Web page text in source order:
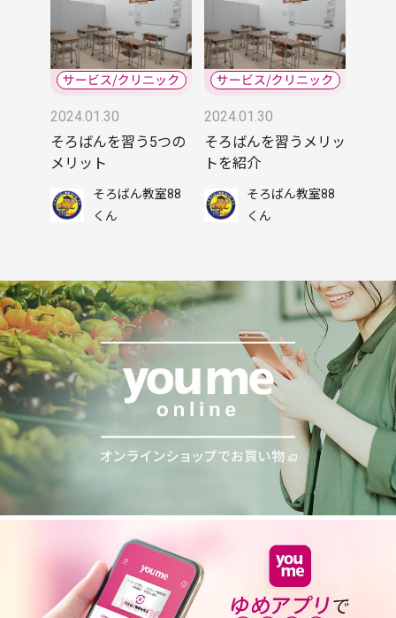
2024.01.30
そろばんを習う5つの
メリット
そろばん教室88
くん
2024.01.30
そろばんを習うメリッ
トを紹介
そろばん教室88
くん